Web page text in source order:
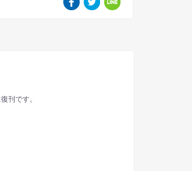
刊です。